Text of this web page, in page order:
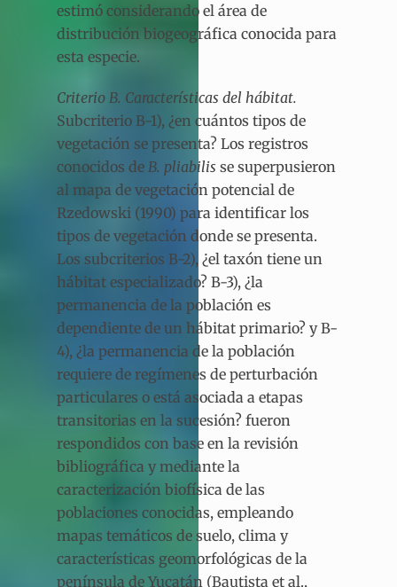
estimó considerando el área de
distribución biogeográfica conocida para
esta especie.
Criterio B. Características del hábitat.
Subcriterio B-1), ¿en cuántos tipos de
vegetación se presenta? Los registros
conocidos de B. pliabilis se superpusieron
al mapa de vegetación potencial de
Rzedowski (1990) para identificar los
tipos de vegetación donde se presenta.
Los subcriterios B-2), ¿el taxón tiene un
hábitat especializado? B-3), ¿la
permanencia de la población es
dependiente de un hábitat primario? y B-
4), ¿la permanencia de la población
requiere de regímenes de perturbación
particulares o está asociada a etapas
transitorias en la sucesión? fueron
respondidos con base en la revisión
bibliográfica y mediante la
caracterización biofísica de las
poblaciones conocidas, empleando
mapas temáticos de suelo, clima y
características geomorfológicas de la
península de Yucatán (Bautista et al.,